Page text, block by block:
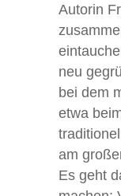
Autorin
neu
bei dem
etwa
am
Es geht